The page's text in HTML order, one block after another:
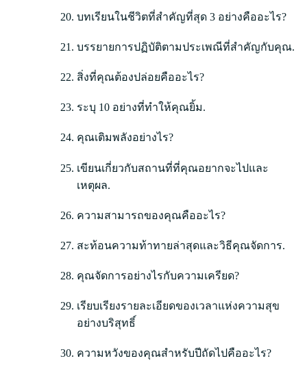
บทเรียนในชีวิตที่สำคัญที่สุด 3 อย่างคืออะไร?
บรรยายการปฏิบัติตามประเพณีที่สำคัญกับคุณ.
สิ่งที่คุณต้องปล่อยคืออะไร?
ระบุ 10 อย่างที่ทำให้คุณยิ้ม.
คุณเติมพลังอย่างไร?
เขียนเกี่ยวกับสถานที่ที่คุณอยากจะไปและ
เหตุผล.
ความสามารถของคุณคืออะไร?
สะท้อนความท้าทายล่าสุดและวิธีคุณจัดการ.
คุณจัดการอย่างไรกับความเครียด?
เรียบเรียงรายละเอียดของเวลาแห่งความสุข
อย่างบริสุทธิ์
ความหวังของคุณสำหรับปีถัดไปคืออะไร?